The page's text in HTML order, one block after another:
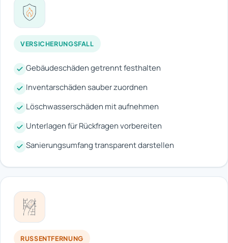
VERSICHERUNGSFALL
Gebäudeschäden getrennt festhalten
Inventarschäden sauber zuordnen
Löschwasserschäden mit aufnehmen
Unterlagen für Rückfragen vorbereiten
Sanierungsumfang transparent darstellen
RUSSENTFERNUNG